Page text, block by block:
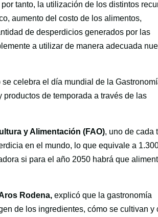
tanto, la utilización de los distintos
aumento del costo de los alimentos,
de desperdicios generados por las
a utilizar de manera adecuada
celebra el día mundial de la
de temporada a través de las
y Alimentación (FAO), uno de cada
en el mundo, lo que equivale a
si para el año 2050 habrá que
Rodena, explicó que la gastronomía
de los ingredientes, cómo se cultivan y